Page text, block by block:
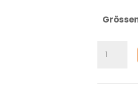
Haarreif